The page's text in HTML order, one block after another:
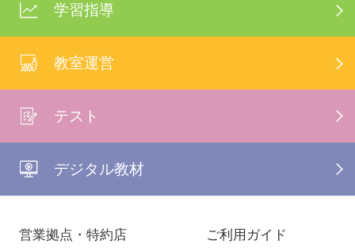
学習指導
教室運営
テスト
デジタル教材
営業拠点・特約店
ご利用ガイド